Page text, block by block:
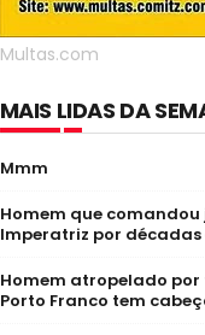
Multas.com
MAIS LIDAS DA
Mmm
Homem que
Imperatriz por décadas
Homem atropelado por
Porto Franco tem